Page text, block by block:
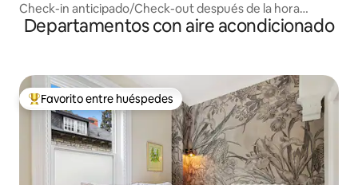
Check-in anticipado/Check-out después de la hora
establecida: The Cottage on Vine
Departamentos con aire acondicionado
Favorito entre los huéspedes más destacados
Favorito entre huéspedes